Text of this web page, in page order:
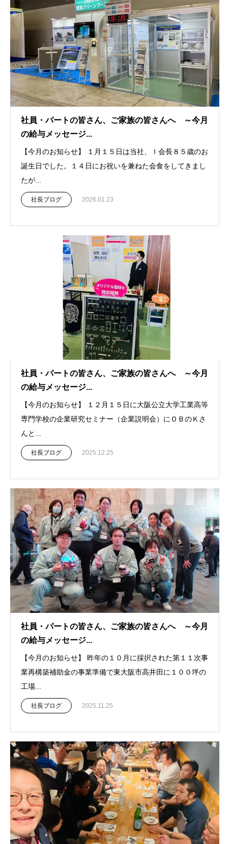
社員・パートの皆さん、ご家族の皆さんへ ～今月
の給与メッセージ...
【今月のお知らせ】 １月１５日は当社、Ｉ会長８５歳のお
誕生日でした。１４日にお祝いを兼ねた会食をしてきまし
たが...
社長ブログ 2026.01.23
社員・パートの皆さん、ご家族の皆さんへ ～今月
の給与メッセージ...
【今月のお知らせ】 １２月１５日に大阪公立大学工業高等
専門学校の企業研究セミナー（企業説明会）にＯＢのＫさ
んと...
社長ブログ 2025.12.25
社員・パートの皆さん、ご家族の皆さんへ ～今月
の給与メッセージ...
【今月のお知らせ】 昨年の１０月に採択された第１１次事
業再構築補助金の事業準備で東大阪市高井田に１００坪の
工場...
社長ブログ 2025.11.25